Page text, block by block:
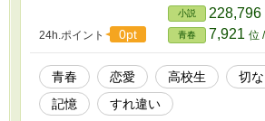
の言葉で、陽咲たちは映画
生のときから疎遠になって
かけができた陽咲は嬉しく
は会う度に少し違う。 大
事をしているようで……。
ラブストーリー。
24h.ポイント 0pt
小説 228,796
青春 7,921 位
青春 恋愛 高校生 切
記憶
すれ違い